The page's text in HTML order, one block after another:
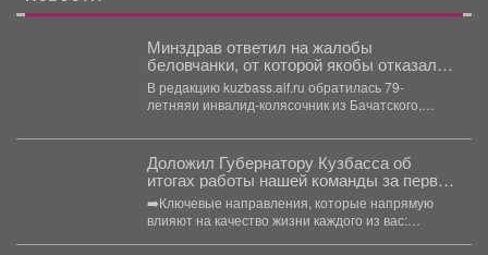
Минздрав ответил на жалобы
беловчанки, от которой якобы отказался
терапевт
В редакцию kuzbass.aif.ru обратилась 79-
летняяи инвалид-колясочник из Бачатского,
ней...
Доложил Губернатору Кузбасса об
итогах работы нашей команды за первое
полугодие 2026 года.
➡️Ключевые направления, которые напрямую
влияют на качество жизни каждого из вас: